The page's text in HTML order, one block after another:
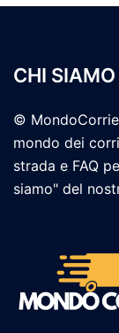
CHI SIAMO
©
mondo dei
strada e FAQ
siamo" del